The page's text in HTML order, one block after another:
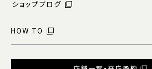
ショップブログ
HOW TO